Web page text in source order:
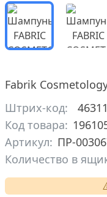
Fabrik Cosmetology
Штрих-код:
Код товара:
Артикул: ПР-
Количество в